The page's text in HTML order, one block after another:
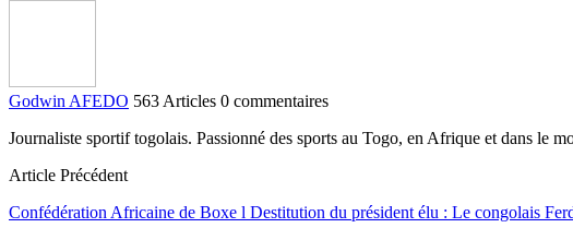
Godwin AFEDO 563 Articles 0 commentaires
Journaliste sportif togolais. Passionné des sports au Togo, en Afrique et dans le
Article Précédent
Confédération Africaine de Boxe l Destitution du président élu : Le congolais